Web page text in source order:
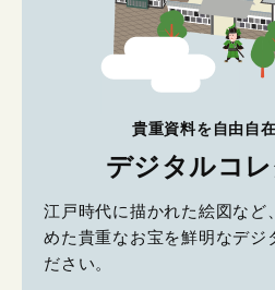
貴重資料を自由自
デジタルコ
江戸時代に描かれた絵図など
めた貴重なお宝を鮮明なデジ
ださい。